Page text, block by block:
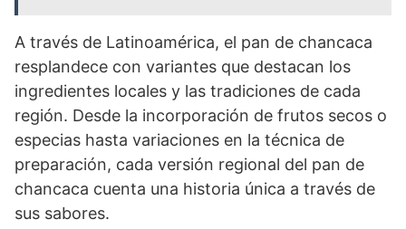
A través de Latinoamérica, el pan de chancaca
resplandece con variantes que destacan los
ingredientes locales y las tradiciones de cada
región. Desde la incorporación de frutos secos o
especias hasta variaciones en la técnica de
preparación, cada versión regional del pan de
chancaca cuenta una historia única a través de
sus sabores.